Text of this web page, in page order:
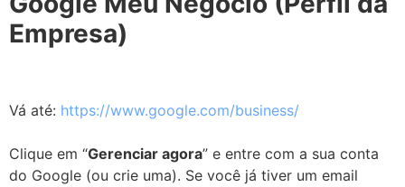
Empresa)
Vá até: https://www.google.com/business/
Clique em “Gerenciar agora” e entre com a sua conta
do Google (ou crie uma). Se você já tiver um email